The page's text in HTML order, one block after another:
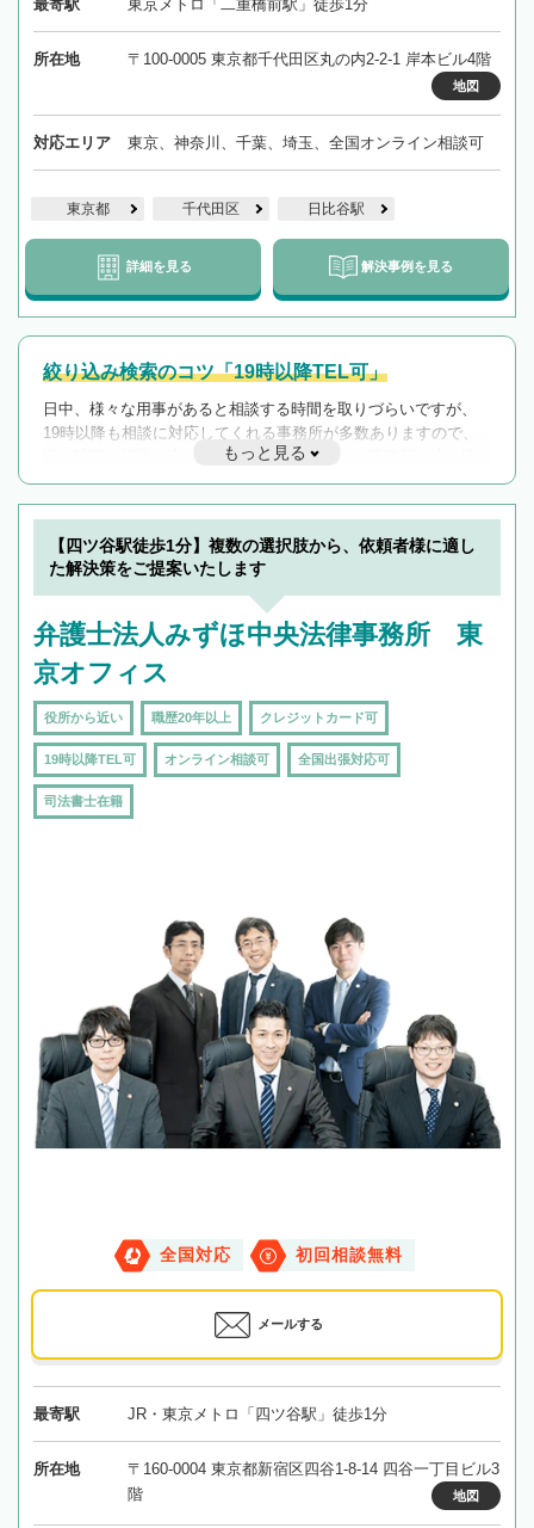
最寄駅 東京メトロ「二重橋前駅」徒歩1分
所在地 〒100-0005 東京都千代田区丸の内2-2-1 岸本ビル4階
地図
対応エリア 東京、神奈川、千葉、埼玉、全国オンライン相談可
東京都 千代田区 日比谷駅
詳細を見る 解決事例を見る
絞り込み検索のコツ「19時以降TEL可」
日中、様々な用事があると相談する時間を取りづらいですが、
19時以降も相談に対応してくれる事務所が多数ありますので、
遅い時間の相談が増えそうな場合はそのような事務所に絞り込
んで検索してみましょう。
19時以降TEL可の条件
を加えて再検索
もっと見る
【四ツ谷駅徒歩1分】複数の選択肢から、依頼者様に適し
た解決策をご提案いたします
弁護士法人みずほ中央法律事務所 東
京オフィス
役所から近い 職歴20年以上 クレジットカード可
19時以降TEL可 オンライン相談可 全国出張対応可
司法書士在籍
全国対応 初回相談無料
メールする
最寄駅 JR・東京メトロ「四ツ谷駅」徒歩1分
所在地
〒160-0004 東京都新宿区四谷1-8-14 四谷一丁目ビル3
階
地図